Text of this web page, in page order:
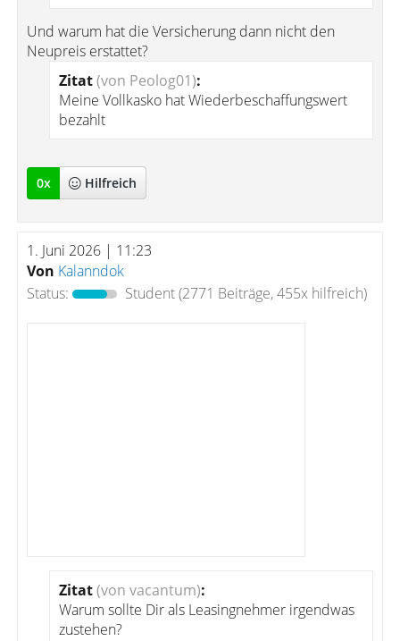
Und warum hat die Versicherung dann nicht den
Neupreis erstattet?
Zitat(von Peolog01):
Meine Vollkasko hat Wiederbeschaffungswert
bezahlt
0x Hilfreich
1. Juni 2026 | 11:23
Von Kalanndok
Status:
Student(2771 Beiträge, 455x hilfreich)
Zitat(von vacantum):
Warum sollte Dir als Leasingnehmer irgendwas
zustehen?